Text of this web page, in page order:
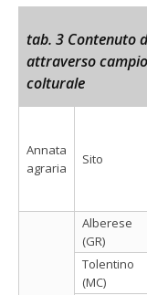
tab. 3 Contenuto
attraverso
colturale
Annata
agraria
Sito
Alberese
(GR)
Tolentino
(MC)